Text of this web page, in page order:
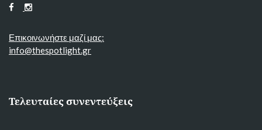
Επικοινωνήστε μαζί μας:
info@thespotlight.gr
Τελευταίες συνεντεύξεις